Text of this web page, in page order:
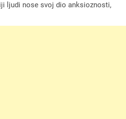
ljudi nose svoj dio anksioznosti,